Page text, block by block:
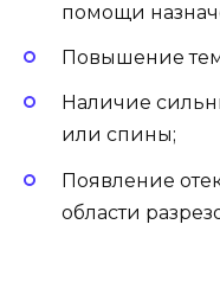
помощи
Повышение
Наличие
или спины;
Появление
области